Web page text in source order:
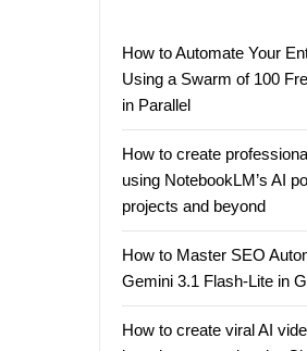
How to Automate Your
Using a Swarm of 100
in Parallel
How to create
using NotebookLM’s AI
projects and beyond
How to Master SEO
Gemini 3.1 Flash-Lite in
How to create viral AI